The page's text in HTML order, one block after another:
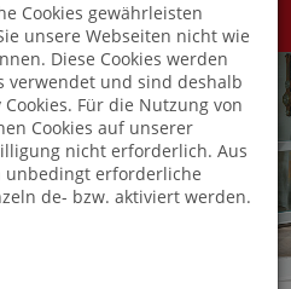
Cookies gewährleisten
unsere Webseiten nicht wie
Diese Cookies werden
verwendet und sind deshalb
Für die Nutzung von
Cookies auf unserer
nicht erforderlich. Aus
unbedingt erforderliche
de- bzw. aktiviert werden.